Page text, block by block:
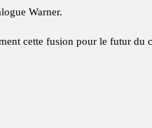
Warner.
cette fusion pour le futur du